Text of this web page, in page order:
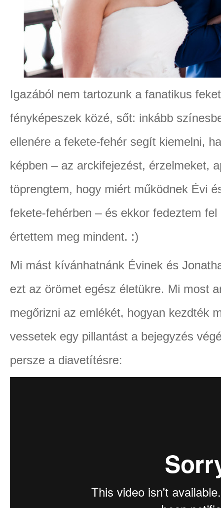
Igazából nem tartozunk a fanatikus
fényképeszek közé, sőt: inkább
ellenére a fekete-fehér segít kiemelni,
képben – az arckifejezést, érzelmeket,
töprengtem, hogy miért működnek Évi
fekete-fehérben – és ekkor fedeztem fel
értettem meg mindent. :)
Mi mást kívánhatnánk Évinek és
ezt az örömet egész életükre. Mi most
megőrizni az emlékét, hogyan kezdték
vessetek egy pillantást a bejegyzés
persze a diavetítésre: